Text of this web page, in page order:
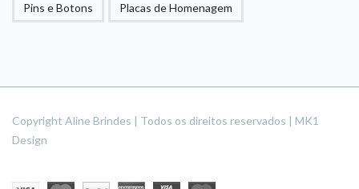
Pins e Botons Placas de Homenagem
Copyright Aline Brindes | Todos os direitos reservados | MK1
Design